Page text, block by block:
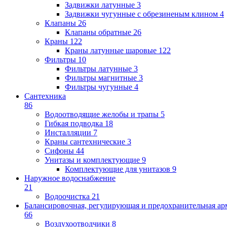
Задвижки латунные 3
Задвижки чугунные с обрезиненым клином 4
Клапаны 26
Клапаны обратные 26
Краны 122
Краны латунные шаровые 122
Фильтры 10
Фильтры латунные 3
Фильтры магнитные 3
Фильтры чугунные 4
Сантехника
86
Водоотводящие желобы и трапы 5
Гибкая подводка 18
Инсталляции 7
Краны сантехнические 3
Сифоны 44
Унитазы и комплектующие 9
Комплектующие для унитазов 9
Наружное водоснабжение
21
Водоочистка 21
Балансировочная, регулирующая и предохранительная
66
Воздухоотводчики 8